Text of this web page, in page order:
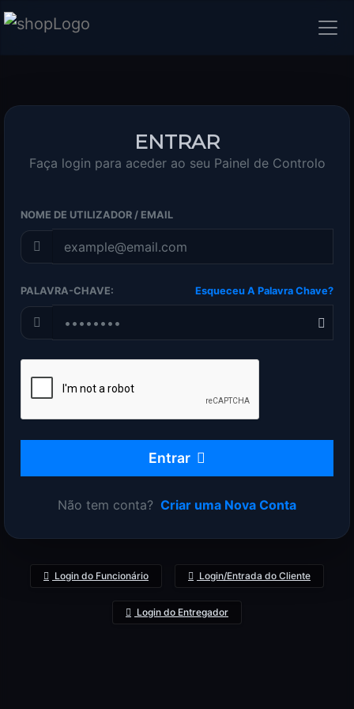
ENTRAR
Faça login para aceder ao seu Painel de Controlo
NOME DE UTILIZADOR / EMAIL
PALAVRA-CHAVE: Esqueceu A Palavra Chave?
Entrar
Não tem conta? Criar uma Nova Conta
Login do Funcionário Login/Entrada do Cliente
Login do Entregador